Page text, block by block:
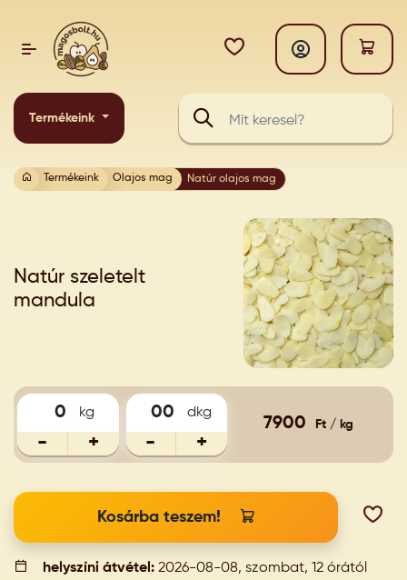
Termékeink
Termékeink Olajos mag Natúr olajos mag
Natúr szeletelt
mandula
kg
- +
dkg
- +
7900 Ft / kg
Kosárba teszem!
helyszíni átvétel: 2026-08-08, szombat, 12 órától